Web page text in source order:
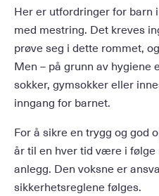
Her er utfordringer for barn
med mestring. Det kreves
prøve seg i dette rommet,
Men – på grunn av hygiene
sokker, gymsokker eller
inngang for barnet.
For å sikre en trygg og god
år til en hver tid være i følge
anlegg. Den voksne er
sikkerhetsreglene følges.